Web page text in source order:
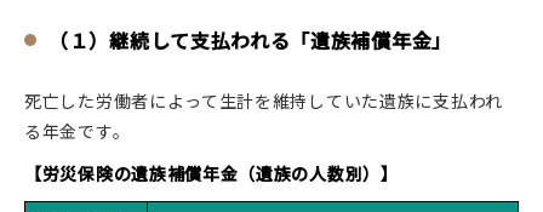
（１）継続して支払われる「遺族補償年金」
死亡した労働者によって生計を維持していた遺族に支払われ
る年金です。
【労災保険の遺族補償年金（遺族の人数別）】